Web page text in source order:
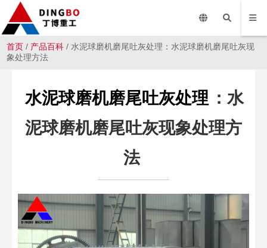
首页 / 产品百科 / 水泥球磨机磨尾吐灰处理：水泥球磨机磨尾吐灰现
象处理方法
水泥球磨机磨尾吐灰处理 ：水
泥球磨机磨尾吐灰现象处理方
法